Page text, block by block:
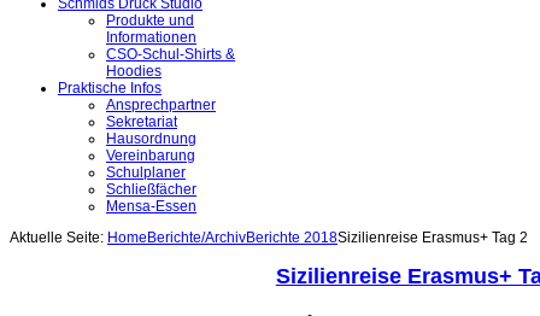
Schmids Druck Studio
Produkte und
Informationen
CSO-Schul-Shirts &
Hoodies
Praktische Infos
Ansprechpartner
Sekretariat
Hausordnung
Vereinbarung
Schulplaner
Schließfächer
Mensa-Essen
Aktuelle Seite: Home Berichte/ArchivBerichte 2018Sizilienreise Erasmus+ Tag 2
Sizilienreise Erasmus+